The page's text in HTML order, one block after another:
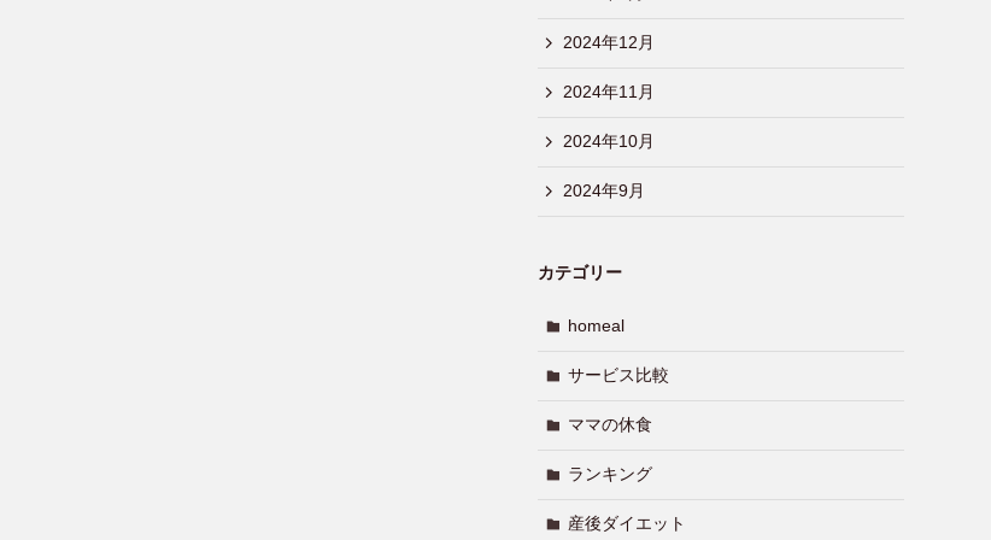
2024年12月
2024年11月
2024年10月
2024年9月
カテゴリー
homeal
サービス比較
ママの休食
ランキング
産後ダイエット